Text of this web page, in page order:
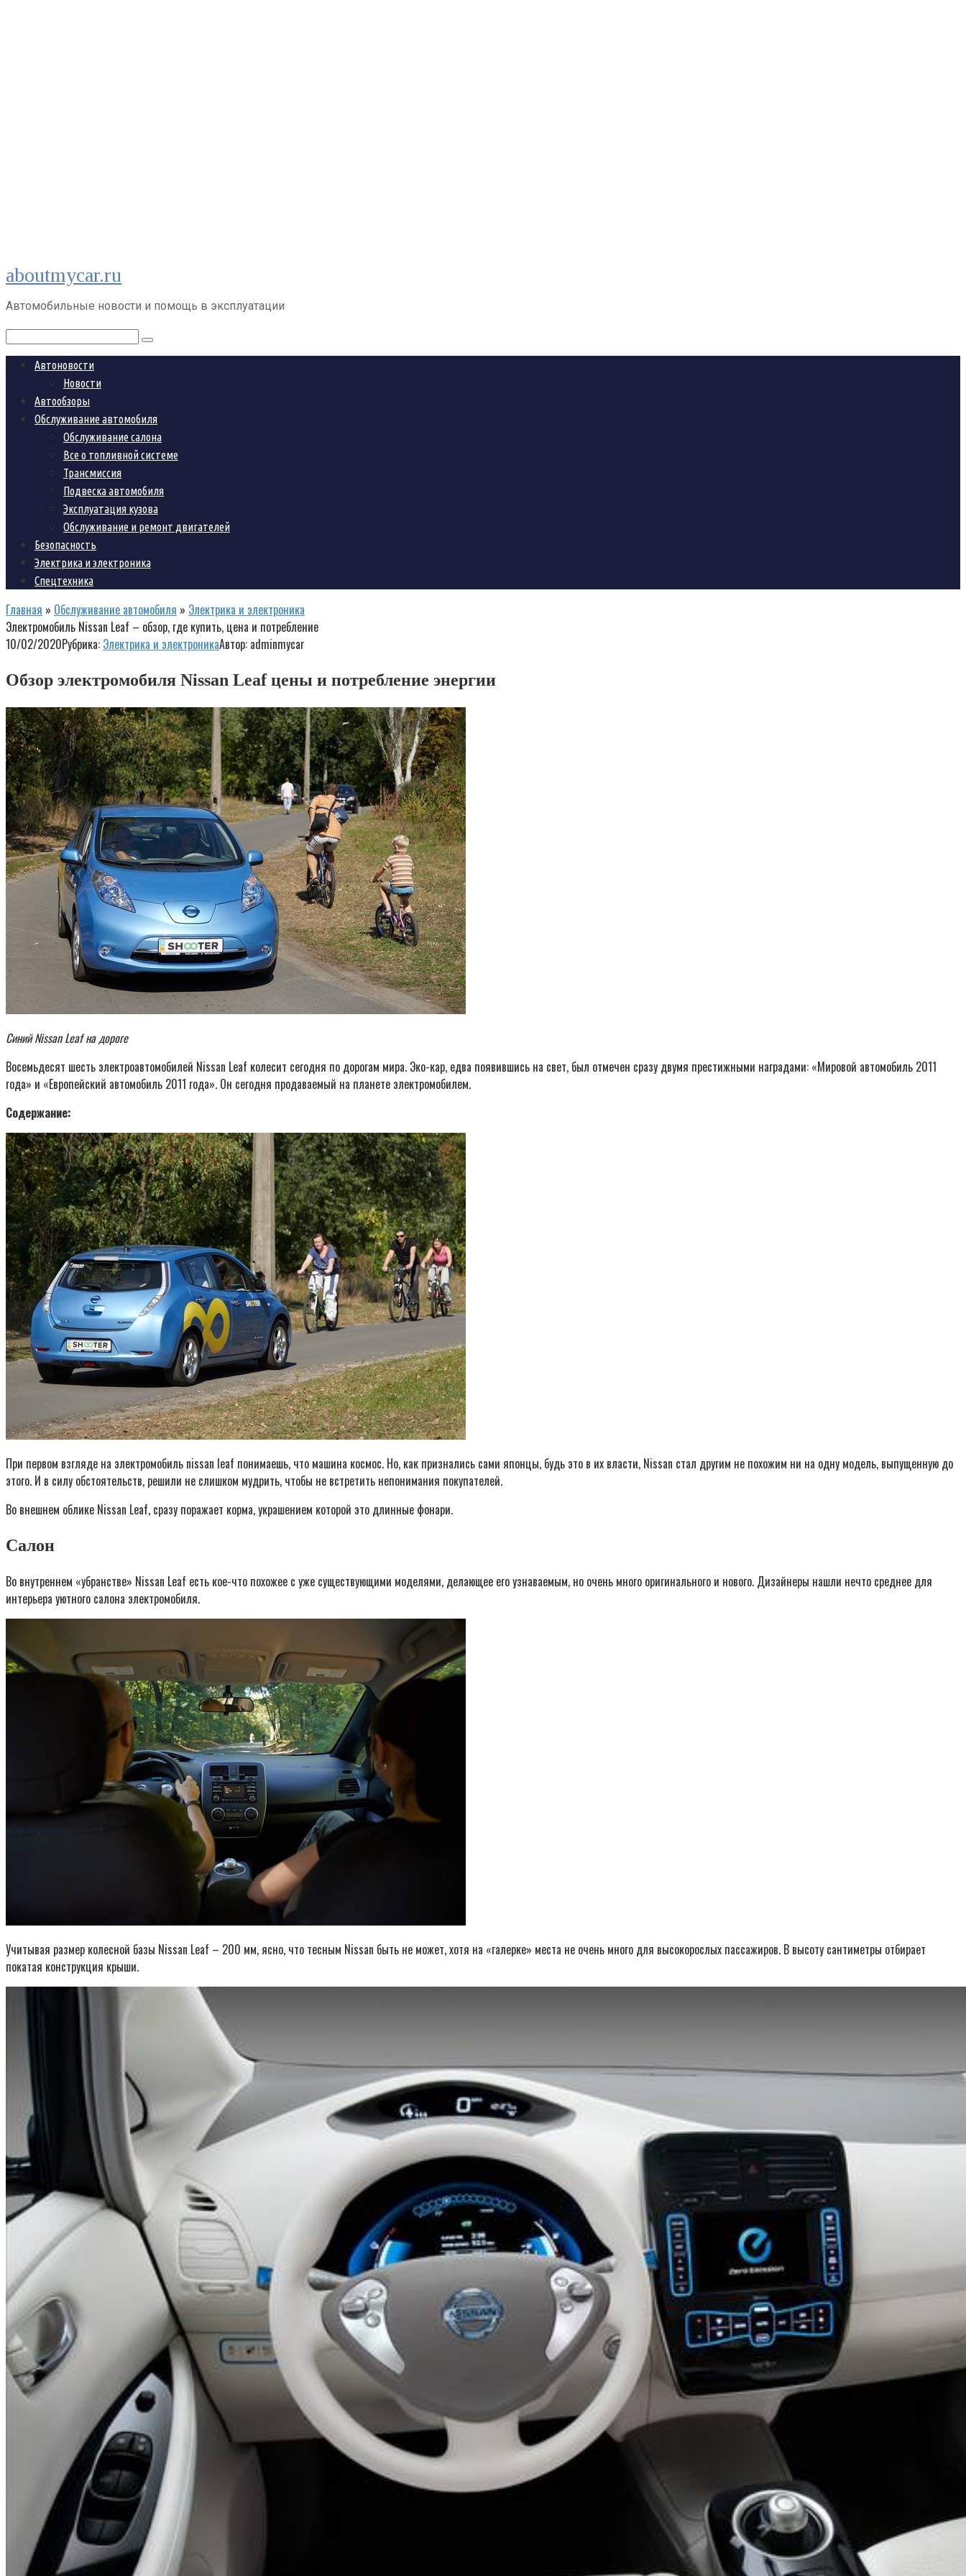
Перейти
к
контенту
aboutmycar.ru
Автомобильные новости и помощь в эксплуатации
Поиск:
Автоновости
Новости
Автообзоры
Обслуживание автомобиля
Обслуживание салона
Все о топливной системе
Трансмиссия
Подвеска автомобиля
Эксплуатация кузова
Обслуживание и ремонт двигателей
Безопасность
Электрика и электроника
Спецтехника
Главная » Обслуживание автомобиля » Электрика и электроника
Электромобиль Nissan Leaf – обзор, где купить, цена и потребление
10/02/2020Рубрика: Электрика и электроникаАвтор: adminmycar
Обзор электромобиля Nissan Leaf цены и потребление энергии
Синий Nissan Leaf на дороге
Восемьдесят шесть электроавтомобилей Nissan Leaf колесит сегодня по дорогам мира. Эко-кар, едва появившись на свет, был отмечен сразу двумя престижными наградами: «Мировой автомобиль 2011
года» и «Европейский автомобиль 2011 года». Он сегодня продаваемый на планете электромобилем.
Содержание:
При первом взгляде на электромобиль nissan leaf понимаешь, что машина космос. Но, как признались сами японцы, будь это в их власти, Nissan стал другим не похожим ни на одну модель, выпущенную до
этого. И в силу обстоятельств, решили не слишком мудрить, чтобы не встретить непонимания покупателей.
Во внешнем облике Nissan Leaf, сразу поражает корма, украшением которой это длинные фонари.
Салон
Во внутреннем «убранстве» Nissan Leaf есть кое-что похожее с уже существующими моделями, делающее его узнаваемым, но очень много оригинального и нового. Дизайнеры нашли нечто среднее для
интерьера уютного салона электромобиля.
Учитывая размер колесной базы Nissan Leaf – 200 мм, ясно, что тесным Nissan быть не может, хотя на «галерке» места не очень много для высокорослых пассажиров. В высоту сантиметры отбирает
покатая конструкция крыши.